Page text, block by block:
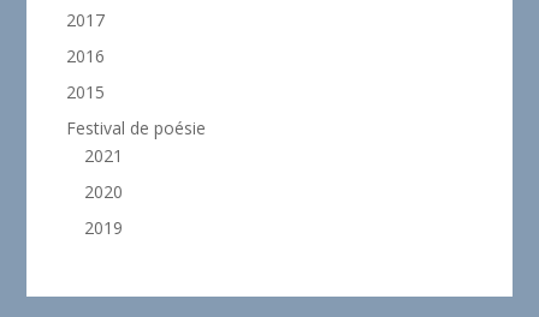
2017
2016
2015
Festival de poésie
2021
2020
2019